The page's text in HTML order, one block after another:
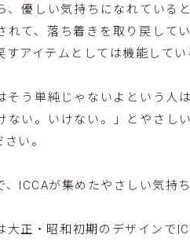
、優しい気持ちになれている
れて、落ち着きを取り戻して
すアイテムとしては機能してい
そう単純じゃないよという人
ない。いけない。」とやさし
い。
、ICCAが集めたやさしい気持
大正・昭和初期のデザインで